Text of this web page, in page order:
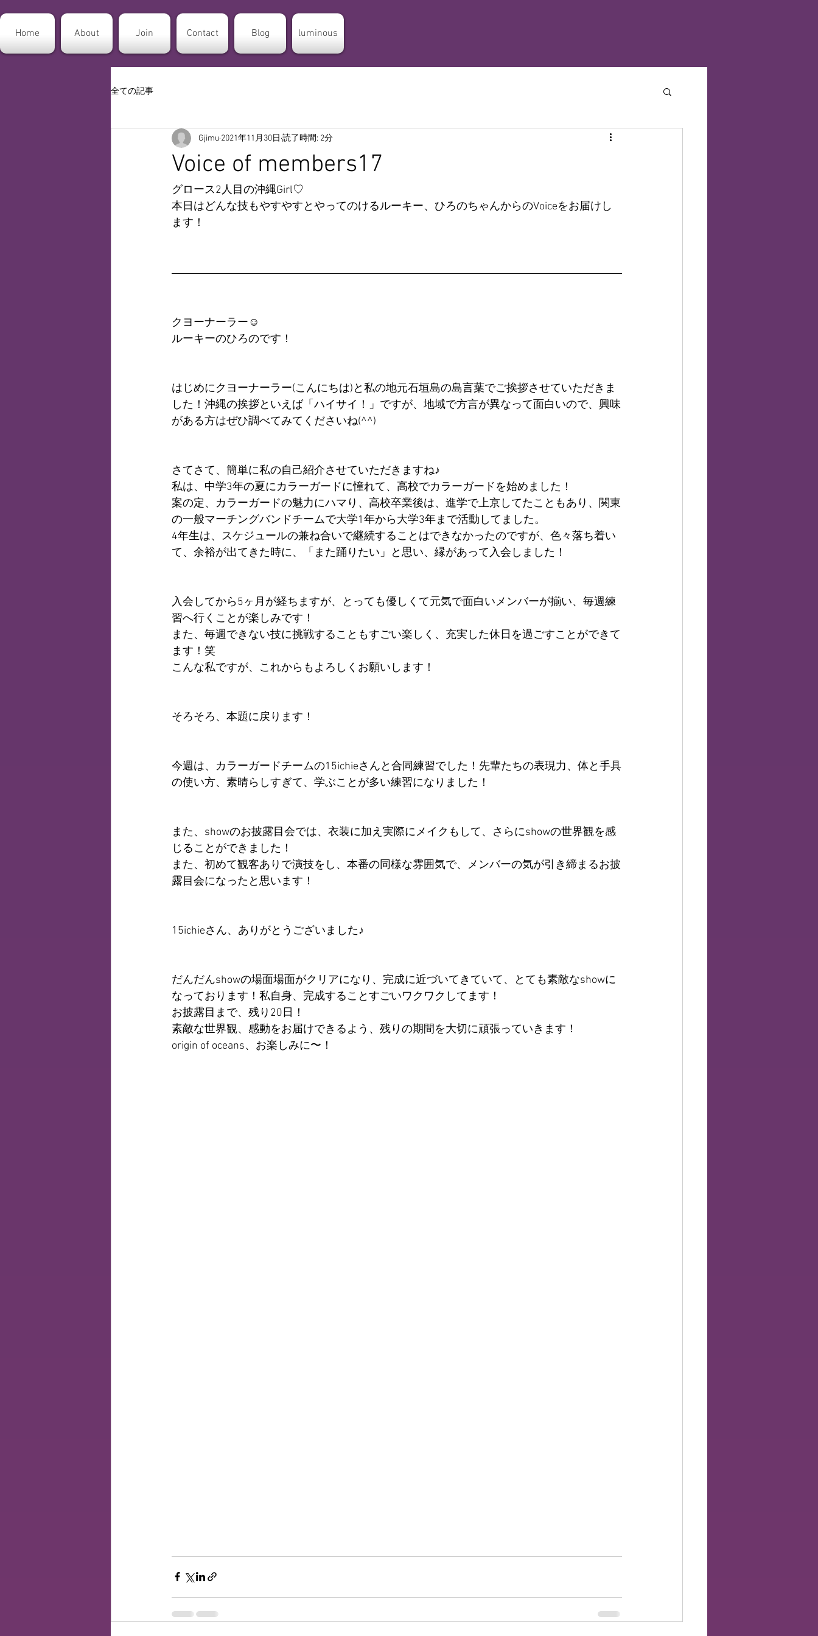
Home About Join Contact Blog luminous
全ての記事
Voice of members17
Gjimu 2021年11月30日 読了時間: 2分
グロース2人目の沖縄Girl♡
本日はどんな技もやすやすとやってのけるルーキー、ひろのちゃんからのVoiceをお届けし
ます！
クヨーナーラー☺️
ルーキーのひろのです！
はじめにクヨーナーラー(こんにちは)と私の地元石垣島の島言葉でご挨拶させていただきま
した！沖縄の挨拶といえば「ハイサイ！」ですが、地域で方言が異なって面白いので、興味
がある方はぜひ調べてみてくださいね(^^)
さてさて、簡単に私の自己紹介させていただきますね♪
私は、中学3年の夏にカラーガードに憧れて、高校でカラーガードを始めました！
案の定、カラーガードの魅力にハマり、高校卒業後は、進学で上京してたこともあり、関東
の一般マーチングバンドチームで大学1年から大学3年まで活動してました。
4年生は、スケジュールの兼ね合いで継続することはできなかったのですが、色々落ち着い
て、余裕が出てきた時に、「また踊りたい」と思い、縁があって入会しました！
入会してから5ヶ月が経ちますが、とっても優しくて元気で面白いメンバーが揃い、毎週練
習へ行くことが楽しみです！
また、毎週できない技に挑戦することもすごい楽しく、充実した休日を過ごすことができて
ます！笑
こんな私ですが、これからもよろしくお願いします！
そろそろ、本題に戻ります！
今週は、カラーガードチームの15ichieさんと合同練習でした！先輩たちの表現力、体と手具
の使い方、素晴らしすぎて、学ぶことが多い練習になりました！
また、showのお披露目会では、衣装に加え実際にメイクもして、さらにshowの世界観を感
じることができました！
また、初めて観客ありで演技をし、本番の同様な雰囲気で、メンバーの気が引き締まるお披
露目会になったと思います！
15ichieさん、ありがとうございました♪
だんだんshowの場面場面がクリアになり、完成に近づいてきていて、とても素敵なshowに
なっております！私自身、完成することすごいワクワクしてます！
お披露目まで、残り20日！
素敵な世界観、感動をお届けできるよう、残りの期間を大切に頑張っていきます！
origin of oceans、お楽しみに〜！